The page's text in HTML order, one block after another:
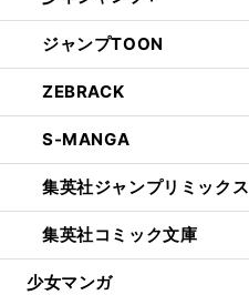
ジャンプTOON
ZEBRACK
S-MANGA
集英社ジャンプリミックス
集英社コミック文庫
少女マンガ